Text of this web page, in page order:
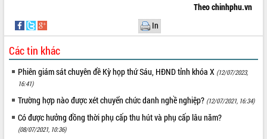
Theo chinhphu.vn
In
Các tin khác
Phiên giám sát chuyên đề Kỳ họp thứ Sáu, HĐND tỉnh khóa X (12/07/2023,
16:41)
Trường hợp nào được xét chuyển chức danh nghề nghiệp? (12/07/2021, 16:34)
Có được hưởng đồng thời phụ cấp thu hút và phụ cấp lâu năm?
(08/07/2021, 10:36)